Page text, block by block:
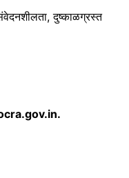
दुष्काळग्रस्त